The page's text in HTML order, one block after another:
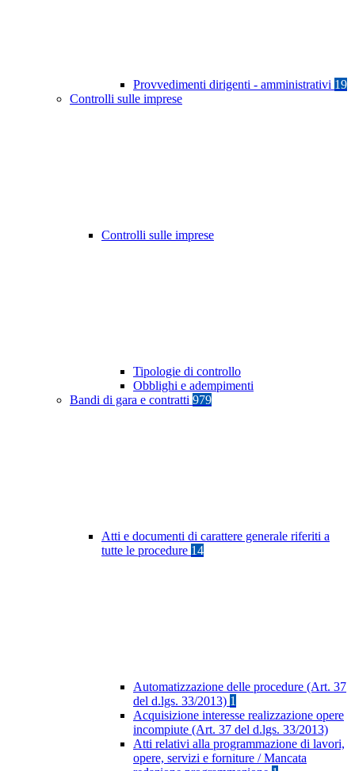
Provvedimenti dirigenti - amministrativi 19
Controlli sulle imprese
Controlli sulle imprese
Tipologie di controllo
Obblighi e adempimenti
Bandi di gara e contratti 979
Atti e documenti di carattere generale riferiti a
tutte le procedure 14
Automatizzazione delle procedure (Art. 37
del d.lgs. 33/2013) 1
Acquisizione interesse realizzazione opere
incompiute (Art. 37 del d.lgs. 33/2013)
Atti relativi alla programmazione di lavori,
opere, servizi e forniture / Mancata